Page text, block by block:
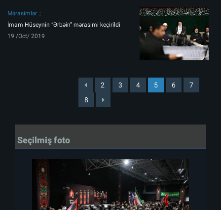
Mərasimlər
İmam Hüseynin “Ərbəin” mərasimi keçirildi
19 /Oct/ 2019
2 3 4 5 6
7
8
Seçilmiş foto